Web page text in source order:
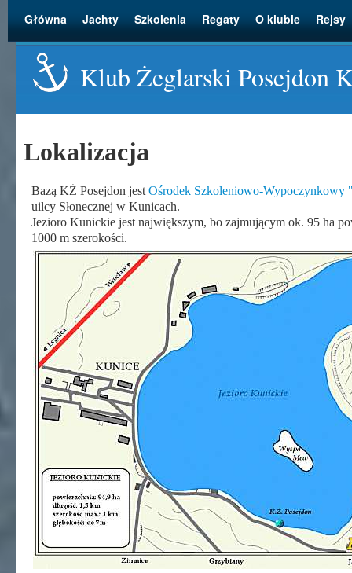
Główna Jachty Szkolenia Regaty O klubie Rejsy
Klub Żeglarski Posejdon
Lokalizacja
Bazą KŻ Posejdon jest Ośrodek Szkoleniowo-Wypoczynkowy
uilcy Słonecznej w Kunicach.
Jezioro Kunickie jest największym, bo zajmującym ok. 95 ha
1000 m szerokości.